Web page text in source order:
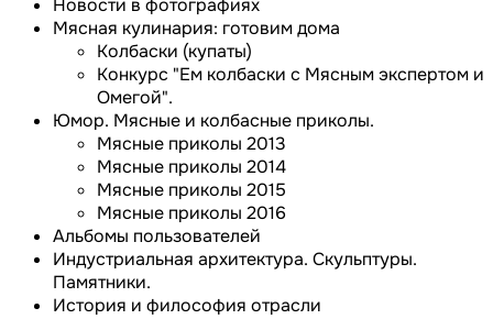
Новости в фотографиях
Мясная кулинария: готовим дома
Колбаски (купаты)
Конкурс "Ем колбаски с Мясным экспертом и
Омегой".
Юмор. Мясные и колбасные приколы.
Мясные приколы 2013
Мясные приколы 2014
Мясные приколы 2015
Мясные приколы 2016
Альбомы пользователей
Индустриальная архитектура. Скульптуры.
Памятники.
История и философия отрасли